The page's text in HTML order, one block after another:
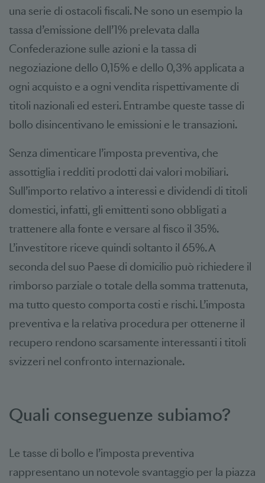
una serie di ostacoli fiscali. Ne sono un esempio la
tassa d’emissione dell’1% prelevata dalla
Confederazione sulle azioni e la tassa di
negoziazione dello 0,15% e dello 0,3% applicata a
ogni acquisto e a ogni vendita rispettivamente di
titoli nazionali ed esteri. Entrambe queste tasse di
bollo disincentivano le emissioni e le transazioni.
Senza dimenticare l’imposta preventiva, che
assottiglia i redditi prodotti dai valori mobiliari.
Sull’importo relativo a interessi e dividendi di titoli
domestici, infatti, gli emittenti sono obbligati a
trattenere alla fonte e versare al fisco il 35%.
L’investitore riceve quindi soltanto il 65%. A
seconda del suo Paese di domicilio può richiedere il
rimborso parziale o totale della somma trattenuta,
ma tutto questo comporta costi e rischi. L’imposta
preventiva e la relativa procedura per ottenerne il
recupero rendono scarsamente interessanti i titoli
svizzeri nel confronto internazionale.
Quali conseguenze subiamo?
Le tasse di bollo e l’imposta preventiva
rappresentano un notevole svantaggio per la piazza